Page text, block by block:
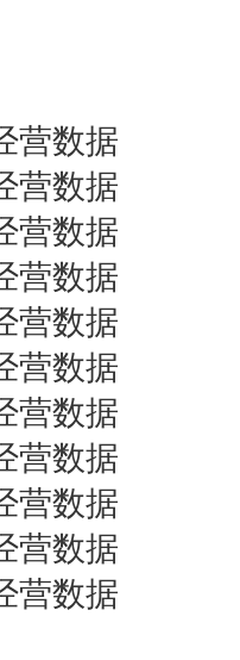
营数据
营数据
营数据
营数据
营数据
营数据
营数据
营数据
营数据
营数据
营数据